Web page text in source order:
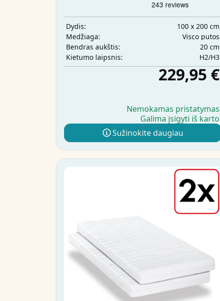
Dydis:
100 x 200 cm
Medžiaga:
Visco putos
Bendras aukštis:
20 cm
Kietumo laipsnis:
H2/H3
229,95 €
Nemokamas pristatymas
Galima įsigyti iš karto
Sužinokite daugiau